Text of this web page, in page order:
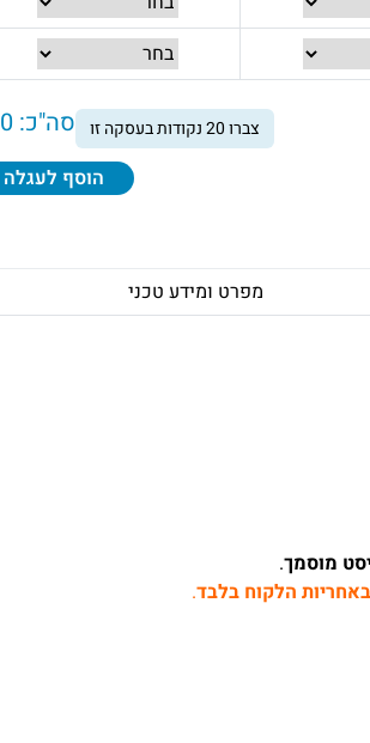
סה"כ: 0 ₪ צברו20נקודות בעסקה זו
הוסף לעגלה
מפרט ומידע טכני
מוסמך.
באחריות הלקוח בלבד.